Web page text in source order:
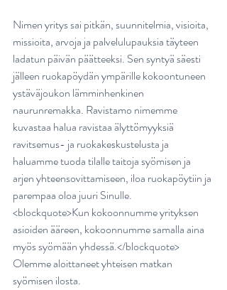
Nimen yritys sai pitkän, suunnitelmia, visioita,
missioita, arvoja ja palvelulupauksia täyteen
ladatun päivän päätteeksi. Sen syntyä säesti
jälleen ruokapöydän ympärille kokoontuneen
ystäväjoukon lämminhenkinen
naurunremakka. Ravistamo nimemme
kuvastaa halua ravistaa älyttömyyksiä
ravitsemus- ja ruokakeskustelusta ja
haluamme tuoda tilalle taitoja syömisen ja
arjen yhteensovittamiseen, iloa ruokapöytiin ja
parempaa oloa juuri Sinulle.
<blockquote>Kun kokoonnumme yrityksen
asioiden ääreen, kokoonnumme samalla aina
myös syömään yhdessä.</blockquote>
Olemme aloittaneet yhteisen matkan
syömisen ilosta.